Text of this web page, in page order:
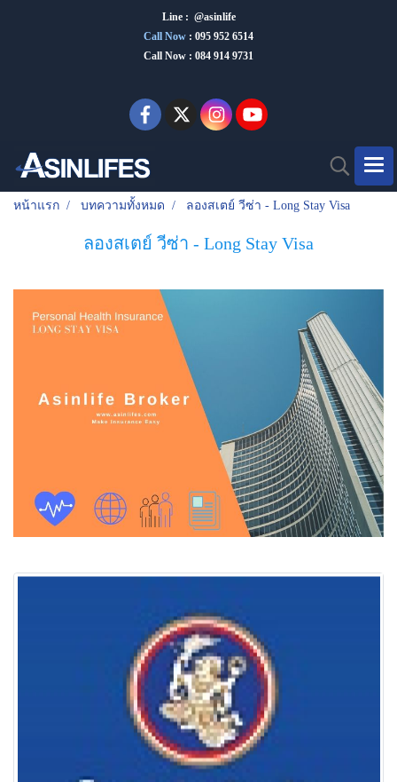
Line : @asinlife
Call Now : 095 952 6514
Call Now : 084 914 9731
หน้าแรก บทความทั้งหมด ลองสเตย์ วีซ่า - Long Stay Visa
ลองสเตย์ วีซ่า - Long Stay Visa